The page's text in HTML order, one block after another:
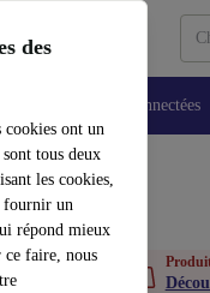
des
cookies ont un
tous deux
les cookies,
fournir un
répond mieux
ce faire, nous
Montres connectées